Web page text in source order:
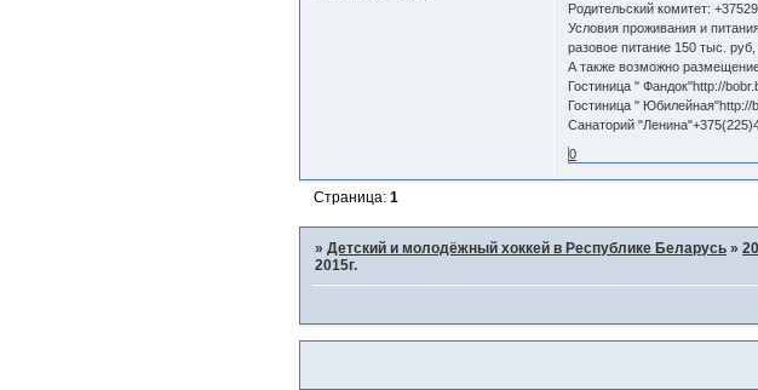
Родительский комитет:
Условия проживания и
разовое питание 150 тыс.
А также возможно
Гостиница " Фандок"http://
Гостиница "
Санаторий
0
Страница:1
»Детский и молодёжный хоккей в Республике Беларусь »
2015г.